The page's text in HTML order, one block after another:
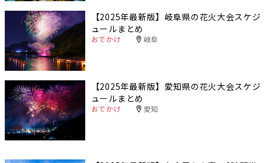
【2025年最新版】岐阜県の花火大会スケジ
ュールまとめ
おでかけ 岐阜
【2025年最新版】愛知県の花火大会スケジ
ュールまとめ
おでかけ 愛知